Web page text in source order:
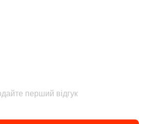
перший відгук